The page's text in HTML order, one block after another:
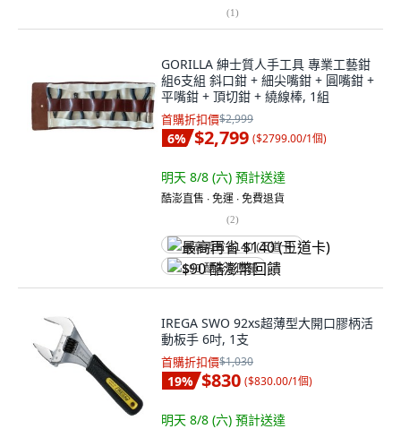
(1)
GORILLA 紳士質人手工具 專業工藝鉗
組6支組 斜口鉗 + 細尖嘴鉗 + 圓嘴鉗 +
平嘴鉗 + 頂切鉗 + 繞線棒, 1組
首購折扣價$2,999
6% $2,799 ($2799.00/1個)
明天 8/8 (六) 預計送達
酷澎直售 ∙ 免運 ∙ 免費退貨
(2)
最高再省 $140 (王道卡)
$90 酷澎幣回饋
IREGA SWO 92xs超薄型大開口膠柄活
動板手 6吋, 1支
首購折扣價$1,030
19% $830 ($830.00/1個)
明天 8/8 (六) 預計送達